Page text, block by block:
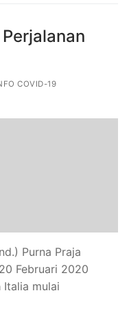
COVID-19
Purna Praja
Februari 2020
Italia mulai